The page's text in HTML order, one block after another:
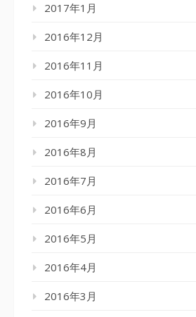
2017年1月
2016年12月
2016年11月
2016年10月
2016年9月
2016年8月
2016年7月
2016年6月
2016年5月
2016年4月
2016年3月